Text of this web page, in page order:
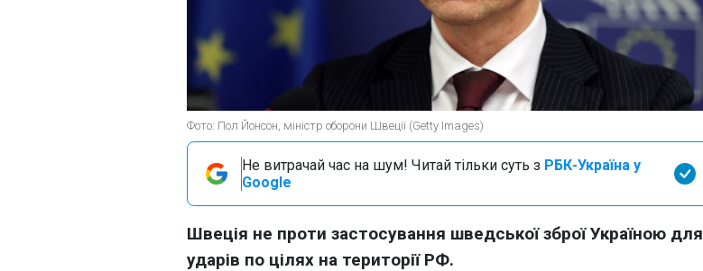
Фото: Пол Йонсон, міністр оборони Швеції (Getty Images)
Не витрачай час на шум! Читай тільки суть з РБК-Україна у
Google
Швеція не проти застосування шведської зброї Україною для
ударів по цілях на території РФ.